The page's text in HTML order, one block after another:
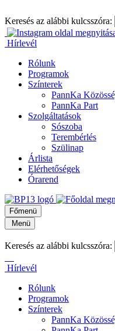
Keresés az alábbi kulcsszóra:
Hírlevél
Rólunk
Programok
Színterek
PannKa
PannKa Part
Szolgáltatások
Sószoba
Terembérlés
Szülinap
Árlista
Elérhetőségek
Órarend
Főmenü
Menü
Keresés az alábbi kulcsszóra:
Hírlevél
Rólunk
Programok
Színterek
PannKa